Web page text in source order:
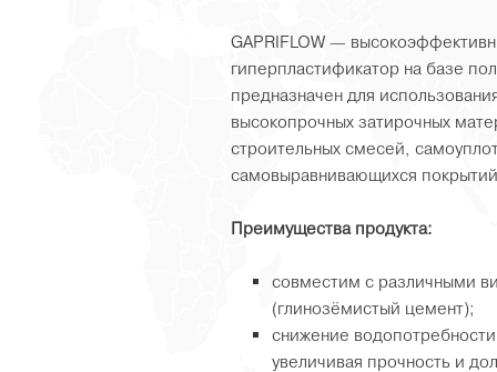
GAPRIFLOW —
гиперпластификатор на базе
предназначен для
высокопрочных затирочных
строительных смесей,
самовыравнивающихся
Преимущества продукта:
совместим с различными
(глинозёмистый цемент);
снижение
увеличивая прочность и